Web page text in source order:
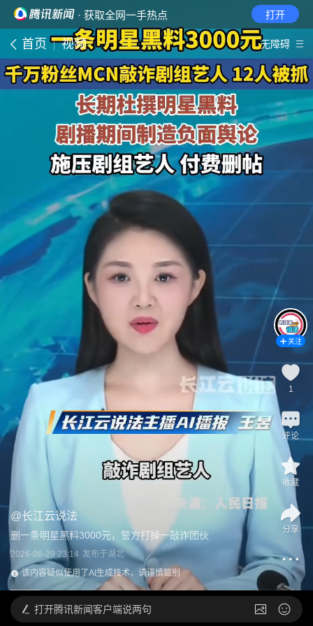
· 获取全网一手热点 打开
首页 视频 无障碍
@长江云说法
删一条明星黑料3000元，警方打掉一敲诈团伙
2026-06-29 23:14 发布于湖北
该内容疑似使用了AI生成技术，请谨慎甄别
关注
1
评论
收藏
分享
打开腾讯新闻客户端说两句